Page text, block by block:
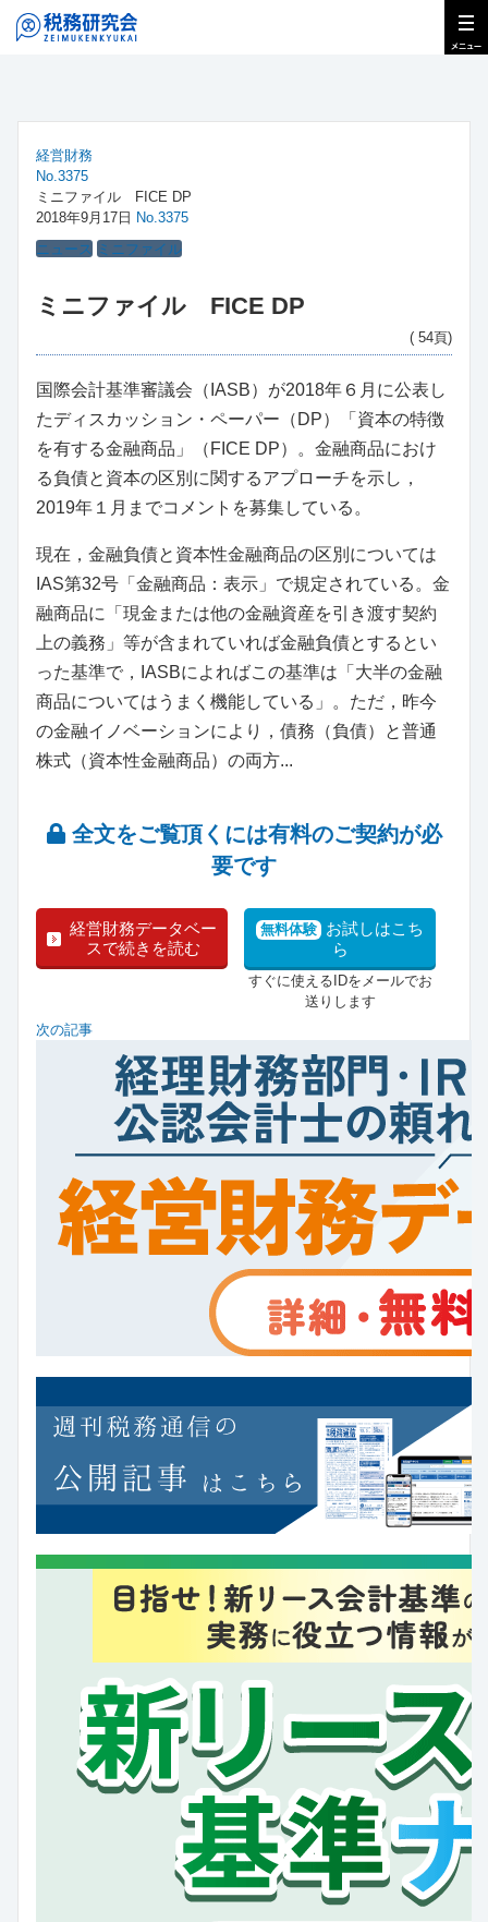
経営財務
No.3375
ミニファイル FICE DP
2018年9月17日 No.3375
ニュース ミニファイル
ミニファイル FICE DP
( 54頁)
国際会計基準審議会（IASB）が2018年６月に公表し
たディスカッション・ペーパー（DP）「資本の特徴
を有する金融商品」（FICE DP）。金融商品におけ
る負債と資本の区別に関するアプローチを示し，
2019年１月までコメントを募集している。
現在，金融負債と資本性金融商品の区別については
IAS第32号「金融商品：表示」で規定されている。金
融商品に「現金または他の金融資産を引き渡す契約
上の義務」等が含まれていれば金融負債とするとい
った基準で，IASBによればこの基準は「大半の金融
商品についてはうまく機能している」。ただ，昨今
の金融イノベーションにより，債務（負債）と普通
株式（資本性金融商品）の両方...
全文をご覧頂くには有料のご契約が必
要です
経営財務データベー
スで続きを読む
無料体験 お試しはこち
ら
すぐに使えるIDをメールでお
送りします
次の記事